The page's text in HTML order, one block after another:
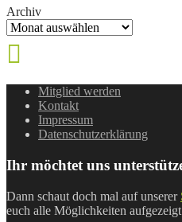
Archiv
Mitglied werden
Kontakt
Impressum
Datenschutzerklärung
Ihr möchtet uns
Dann schaut doch mal auf unserer
euch alle Möglichkeiten